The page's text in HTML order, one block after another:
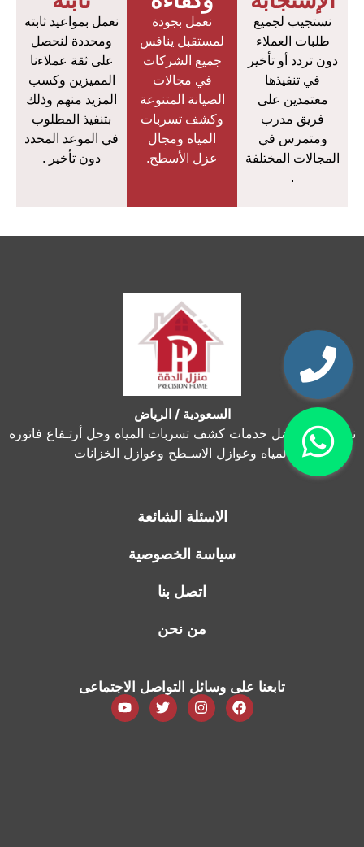
نستجيب لجميع
طلبات العملاء
دون تردد أو تأخير
في تنفيذها
معتمدين على
فريق مدرب
ومتمرس في
المجالات المختلفة
.
نعمل بجودة
لمستقبل ينافس
جميع الشركات
في مجالات
الصيانة المتنوعة
وكشف تسربات
المياه ومجال
عزل الأسطح.
نعمل بمواعيد ثابته
ومحددة لنحصل
على ثقة عملاءنا
المميزين وكسب
المزيد منهم وذلك
بتنفيذ المطلوب
في الموعد المحدد
دون تأخير .
السعودية / الرياض
نحن نقدم أفضل خدمات كشف تسربات المياه وحل أرتـفاع فاتوره
المياه وعوازل الاسـطح وعوازل الخزانات
الاسئلة الشائعة
سياسة الخصوصية
اتصل بنا
من نحن
تابعنا على وسائل التواصل الاجتماعى